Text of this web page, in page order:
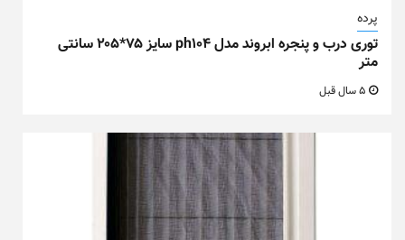
پرده
توری درب و پنجره ابروند مدل ph104 سایز ۷۵*۲۰۵ سانتی
متر